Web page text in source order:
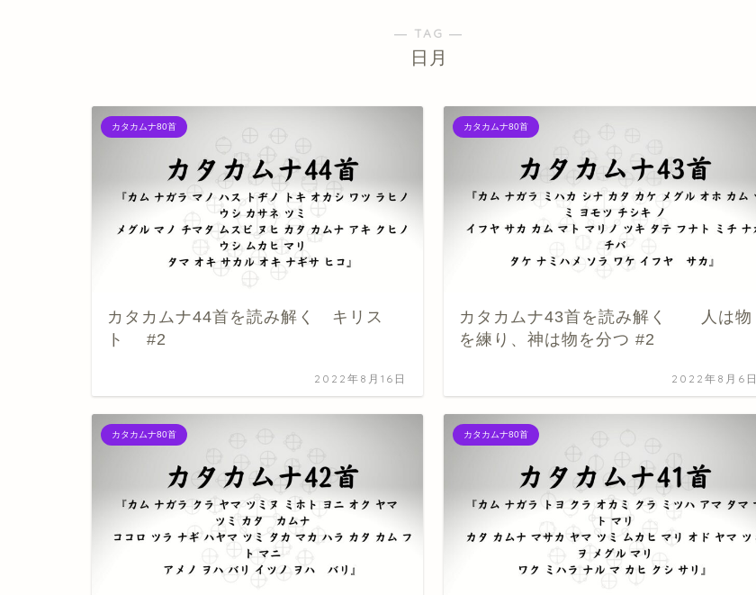
― TAG ―
日月
カタカムナ80首
カタカムナ44首を読み解く キリス
ト #2
2022年8月16日
カタカムナ80首
カタカムナ43首を読み解く 人は物
を練り、神は物を分つ #2
2022年8月6日
カタカムナ80首 カタカムナ80首